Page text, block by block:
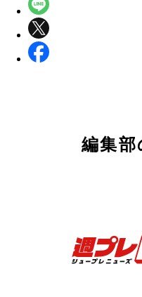
編集部